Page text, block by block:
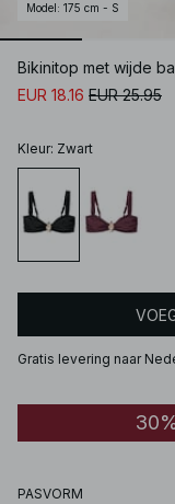
Model : 175 cm - S
Bikinitop met wijde
EUR 18.16 EUR 25.95
Kleur: Zwart
Gratis levering naar
PASVORM